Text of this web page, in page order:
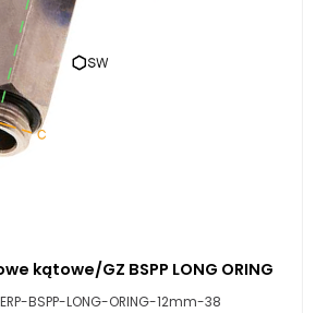
kątowe/GZ BSPP LONG ORING
BSPP-LONG-ORING-12mm-38